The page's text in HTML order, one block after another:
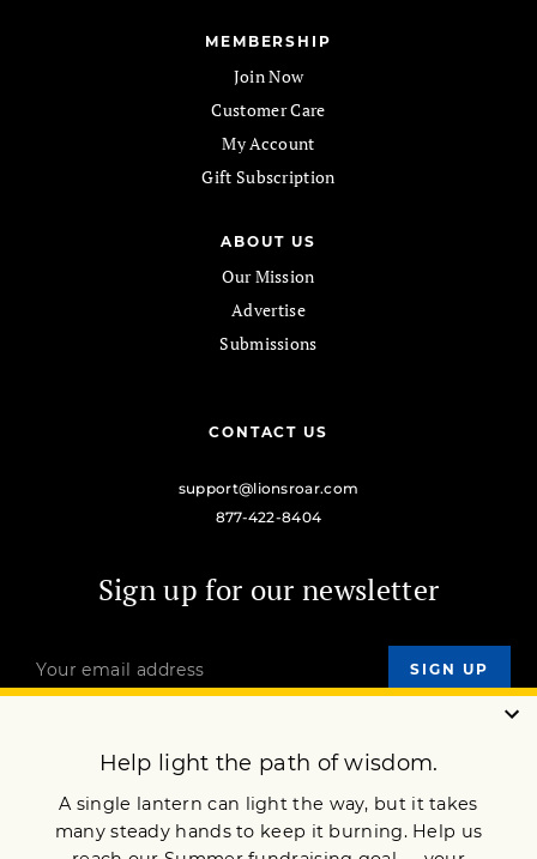
MEMBERSHIP
Join Now
Customer Care
My Account
Gift Subscription
ABOUT US
Our Mission
Advertise
Submissions
CONTACT US
support@lionsroar.com
877-422-8404
Sign up for our newsletter
OUR MISSION
DONATE
JOIN NOW